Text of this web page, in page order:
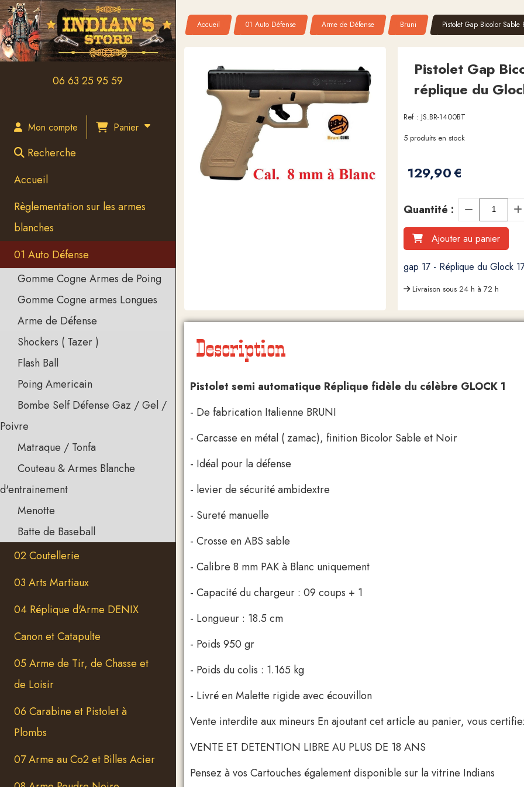
06 63 25 95 59
Mon compte Panier
Recherche
Accueil
Règlementation sur les armes
blanches
01 Auto Défense
Gomme Cogne Armes de Poing
Gomme Cogne armes Longues
Arme de Défense
Shockers ( Tazer )
Flash Ball
Poing Americain
Bombe Self Défense Gaz / Gel /
Poivre
Matraque / Tonfa
Couteau & Armes Blanche
d'entrainement
Menotte
Batte de Baseball
02 Coutellerie
03 Arts Martiaux
04 Réplique d'Arme DENIX
Canon et Catapulte
05 Arme de Tir, de Chasse et
de Loisir
06 Carabine et Pistolet à
Plombs
07 Arme au Co2 et Billes Acier
Accueil 01 Auto Défense Arme de Défense Bruni Pistolet Gap Bicolor
Pistolet Gap
réplique du
Ref : JS.BR-1400BT
129,90€
5 produits en stock
Quantité :
Ajouter au panier
gap 17 - Réplique du Glock
Livraison sous 24 h à 72 h
Description
Pistolet semi automatique Réplique fidèle du célèbre GLOCK 1
- De fabrication Italienne BRUNI
- Carcasse en métal ( zamac), finition Bicolor Sable et Noir
- Idéal pour la défense
- levier de sécurité ambidextre
- Sureté manuelle
- Crosse en ABS sable
- Calibre 8 mm PAK à Blanc uniquement
- Capacité du chargeur : 09 coups + 1
- Longueur : 18.5 cm
- Poids 950 gr
- Poids du colis : 1.165 kg
- Livré en Malette rigide avec écouvillon
Vente interdite aux mineurs En ajoutant cet article au panier, vous
VENTE ET DETENTION LIBRE AU PLUS DE 18 ANS
Pensez à vos Cartouches également disponible sur la vitrine Indians
Panneau de gestion des cookies